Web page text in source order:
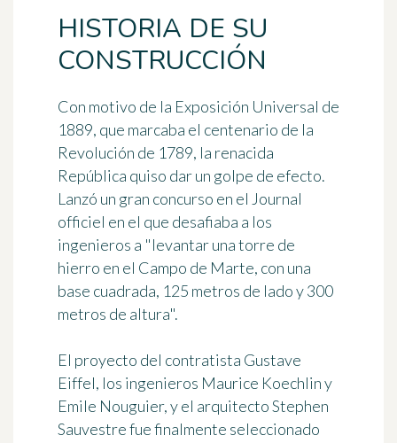
HISTORIA DE SU
CONSTRUCCIÓN
Con motivo de la Exposición Universal de
1889, que marcaba el centenario de la
Revolución de 1789, la renacida
República quiso dar un golpe de efecto.
Lanzó un gran concurso en el Journal
officiel en el que desafiaba a los
ingenieros a "levantar una torre de
hierro en el Campo de Marte, con una
base cuadrada, 125 metros de lado y 300
metros de altura".
El proyecto del contratista Gustave
Eiffel, los ingenieros Maurice Koechlin y
Emile Nouguier, y el arquitectoStephen
Sauvestrefue finalmente seleccionado